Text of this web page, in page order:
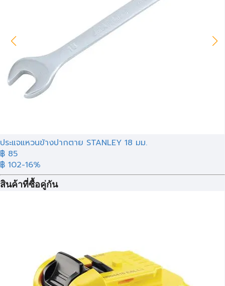
ประแจแหวนข้างปากตาย STANLEY 18 มม.
฿ 85
฿ 102-16%
สินค้าที่ซื้อคู่กัน